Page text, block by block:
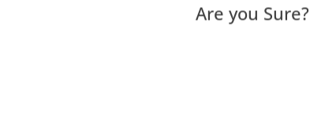
ஒப்பீட்டு சோதனை பல்வேறு செயல்பாடுகளை
காரணங்களில் ஒன்று, உங்கள் தயாரிப்பு உங்கள்
Are you Sure?